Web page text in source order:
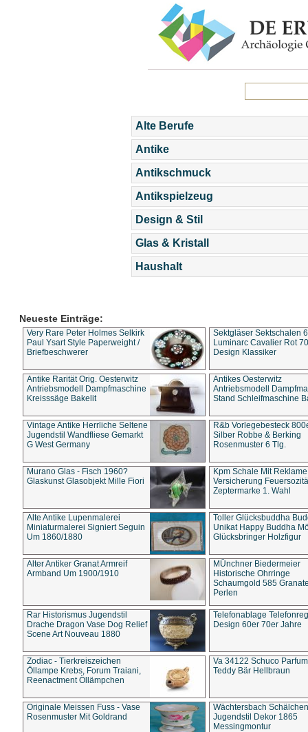
Alte Berufe
Antike
Antikschmuck
Antikspielzeug
Design & Stil
Glas & Kristall
Haushalt
Neueste Einträge:
Very Rare Peter Holmes Selkirk
Paul Ysart Style Paperweight /
Briefbeschwerer
Sektgläser Sektschalen
Luminarc Cavalier Rot
Design Klassiker
Antike Rarität Orig. Oesterwitz
Antriebsmodell Dampfmaschine
Kreisssäge Bakelit
Antikes Oesterwitz
Antriebsmodell
Stand Schleifmaschine
Vintage Antike Herrliche Seltene
Jugendstil Wandfliese Gemarkt
G West Germany
R&b Vorlegebesteck
Silber Robbe & Berking
Rosenmuster 6 Tlg.
Murano Glas - Fisch 1960?
Glaskunst Glasobjekt Mille Fiori
Kpm Schale Mit Reklame
Versicherung
Zeptermarke 1. Wahl
Alte Antike Lupenmalerei
Miniaturmalerei Signiert Seguin
Um 1860/1880
Toller Glücksbuddha
Unikat Happy Buddha
Glücksbringer Holzfigur
Alter Antiker Granat Armreif
Armband Um 1900/1910
MÜnchner Biedermeier
Historische Ohrringe
Schaumgold 585
Perlen
Rar Historismus Jugendstil
Drache Dragon Vase Dog Relief
Scene Art Nouveau 1880
Telefonablage
Design 60er 70er Jahre
Zodiac - Tierkreiszeichen
Öllampe Krebs, Forum Traiani,
Reenactment Öllämpchen
Va 34122 Schuco
Teddy Bär Hellbraun
Originale Meissen Fuss - Vase
Rosenmuster Mit Goldrand
Wächtersbach Schälchen
Jugendstil Dekor 1865
Messingmontur